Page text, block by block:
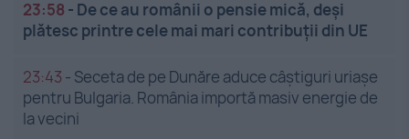
23:58 - De ce au românii o pensie mică, deși
plătesc printre cele mai mari contribuții din UE
23:43 - Seceta de pe Dunăre aduce câștiguri uriașe
pentru Bulgaria. România importă masiv energie de
la vecini